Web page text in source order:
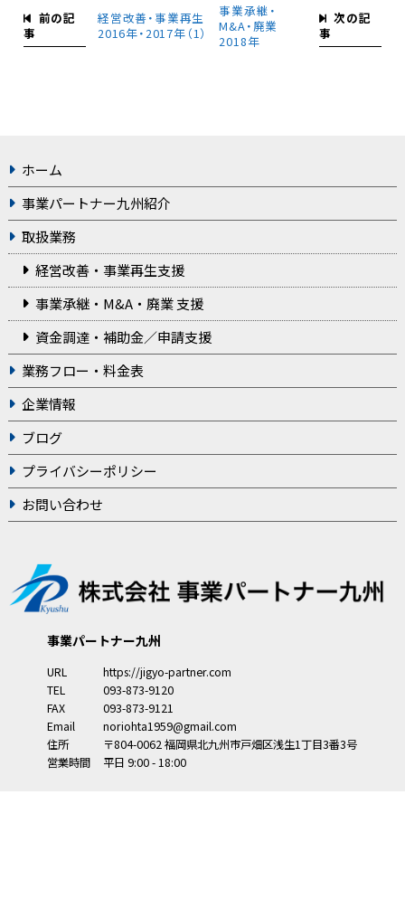
前の記
事
経営改善・事業再生
2016年・2017年（1）
次の記
事
事業承継・
M&A・廃業
2018年
ホーム
事業パートナー九州紹介
取扱業務
経営改善・事業再生支援
事業承継・M&A・廃業 支援
資金調達・補助金／申請支援
業務フロー・料金表
企業情報
ブログ
プライバシーポリシー
お問い合わせ
事業パートナー九州
URL
https://jigyo-partner.com
TEL
093-873-9120
FAX
093-873-9121
Email
noriohta1959@gmail.com
住所
〒804-0062福岡県北九州市戸畑区浅生1丁目3番3号
営業時間
平日 9:00 - 18:00